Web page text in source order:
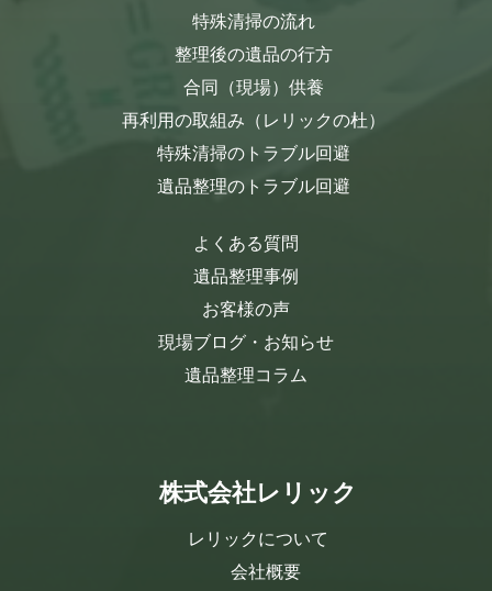
特殊清掃の流れ
整理後の遺品の行方
合同（現場）供養
再利用の取組み（レリックの杜）
特殊清掃のトラブル回避
遺品整理のトラブル回避
よくある質問
遺品整理事例
お客様の声
現場ブログ・お知らせ
遺品整理コラム
株式会社レリック
レリックについて
会社概要